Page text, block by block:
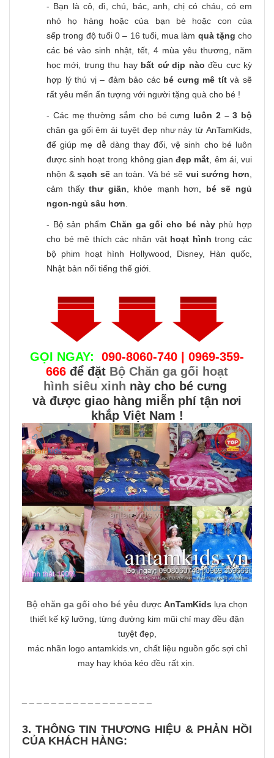
- Bạn là cô, dì, chú, bác, anh, chị có cháu, có em
nhỏ họ hàng hoặc của bạn bè hoặc con của
sếp trong độ tuổi 0 – 16 tuổi, mua làm quà tặng cho
các bé vào sinh nhật, tết, 4 mùa yêu thương, năm
học mới, trung thu hay bất cứ dịp nào đều cực kỳ
hợp lý thú vị – đảm bảo các bé cưng mê títvà sẽ
rất yêu mến ấn tượng với người tặng quà cho bé !
- Các mẹ thường sắm cho bé cưng luôn 2 – 3 bộ
chăn ga gối êm ái tuyệt đẹp như này từ AnTamKids,
để giúp mẹ dễ dàng thay đổi, vệ sinh cho bé luôn
được sinh hoạt trong không gianđẹp mắt , êm ái, vui
nhộn &sạch sẽ an toàn. Và bé sẽ vui sướng hơn
cảm thấythư giãn , khỏe mạnh hơn, bé sẽ ngủ
ngon-ngủ sâu hơn
- Bộ sản phẩm Chăn ga gối cho bé nàyphù hợp
cho bé mê thích các nhân vật hoạt hình trong các
bộ phim hoạt hình Hollywood, Disney, Hàn quốc,
Nhật bản nổi tiếng thế giới.
GỌI NGAY:
090-8060-740 | 0969-359-
666 để đặt Bộ Chăn ga gối hoạt
hình siêu xinh này cho bé cưng
và được giao hàng miễn phí tận nơi
khắp Việt Nam !
Bộ chăn ga gối cho bé yêu được AnTamKids lựa chọn
thiết kế kỹ lưỡng, từng đường kim mũi chỉ may đều đặn
tuyệt đẹp,
mác nhãn logo antamkids.vn, chất liệu nguồn gốc sợi chỉ
may hay khóa kéo đều rất xịn.
3. THÔNG TIN THƯƠNG HIỆU & PHẢN HỒI
CỦA KHÁCH HÀNG: